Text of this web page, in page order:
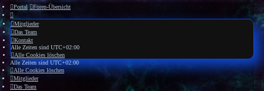
Portal Foren-Übersicht
Mitglieder
Das Team
Kontakt
Alle Zeiten sind UTC+02:00
Alle Cookies löschen
Alle Zeiten sindUTC+02:00
Alle Cookies löschen
Mitglieder
Das Team